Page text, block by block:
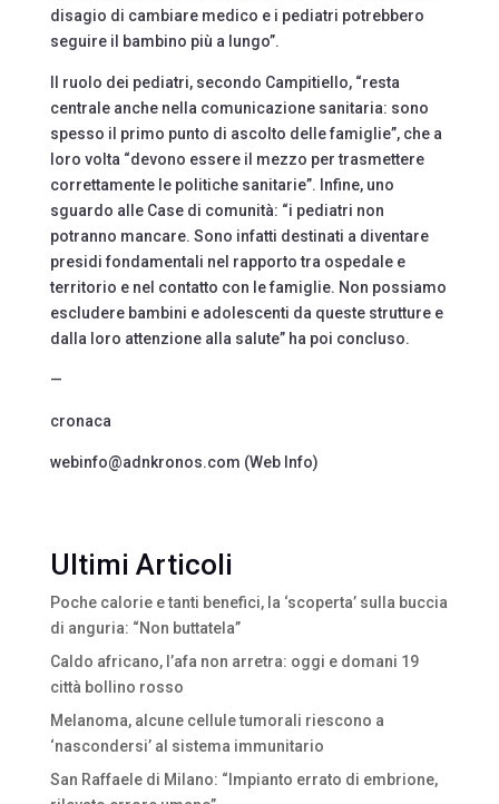
disagio di cambiare medico e i pediatri potrebbero
seguire il bambino più a lungo”.
Il ruolo dei pediatri, secondo Campitiello, “resta
centrale anche nella comunicazione sanitaria: sono
spesso il primo punto di ascolto delle famiglie”, che a
loro volta “devono essere il mezzo per trasmettere
correttamente le politiche sanitarie”. Infine, uno
sguardo alle Case di comunità: “i pediatri non
potranno mancare. Sono infatti destinati a diventare
presidi fondamentali nel rapporto tra ospedale e
territorio e nel contatto con le famiglie. Non possiamo
escludere bambini e adolescenti da queste strutture e
dalla loro attenzione alla salute” ha poi concluso.
—
cronaca
webinfo@adnkronos.com (Web Info)
Ultimi Articoli
Poche calorie e tanti benefici, la ‘scoperta’ sulla buccia
di anguria: “Non buttatela”
Caldo africano, l’afa non arretra: oggi e domani 19
città bollino rosso
Melanoma, alcune cellule tumorali riescono a
‘nascondersi’ al sistema immunitario
San Raffaele di Milano: “Impianto errato di embrione,